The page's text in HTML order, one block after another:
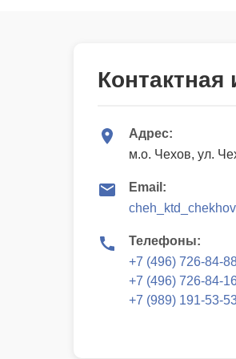
Адрес:
м.о. Чехов, ул.
Email:
Телефоны:
+7 (496) 726-84-
+7 (496) 726-84-
+7 (989) 191-53-